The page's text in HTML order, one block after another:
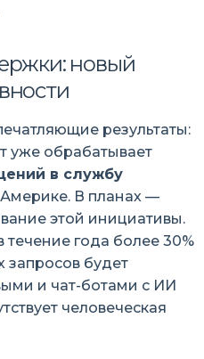
новый
результаты:
уже обрабатывает
в службу
В планах —
этой инициативы.
года более 30%
запросов будет
и чат-ботами с ИИ
человеческая